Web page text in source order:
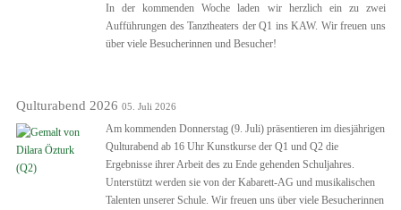
In der kommenden Woche laden wir herzlich ein zu zwei
Aufführungen des Tanztheaters der Q1 ins KAW. Wir freuen uns
über viele Besucherinnen und Besucher!
Qulturabend 2026 05. Juli 2026
Am kommenden Donnerstag (9. Juli) präsentieren im diesjährigen
Qulturabend ab 16 Uhr Kunstkurse der Q1 und Q2 die
Ergebnisse ihrer Arbeit des zu Ende gehenden Schuljahres.
Unterstützt werden sie von der Kabarett-AG und musikalischen
Talenten unserer Schule. Wir freuen uns über viele Besucherinnen